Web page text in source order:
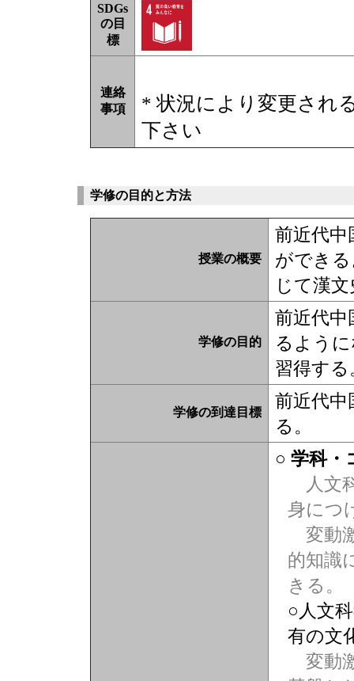
SDGs
の目
標
連絡
事項
* 状況により変更され
下さい
学修の目的と方法
授業の概要
前近代
ができ
じて漢
学修の目的
前近代
るよう
習得する
学修の到達目標
前近代
る。
○ 学科・
人文
身につ
変動
的知識
きる。
○人文
有の文
変動